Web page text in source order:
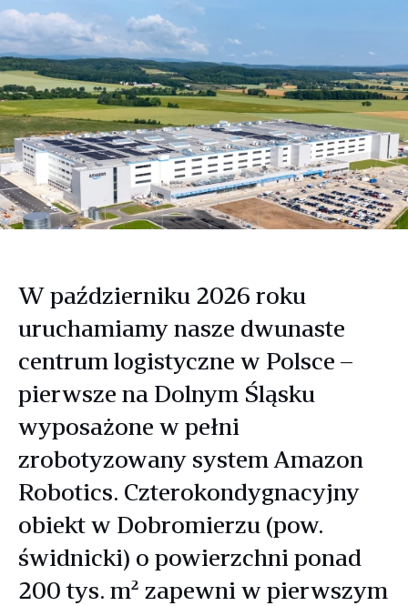
Facebooku
LinkedIn
W październiku 2026 roku
uruchamiamy nasze dwunaste
centrum logistyczne w Polsce –
pierwsze na Dolnym Śląsku
wyposażone w pełni
zrobotyzowany system Amazon
Robotics. Czterokondygnacyjny
obiekt w Dobromierzu (pow.
świdnicki) o powierzchni ponad
200 tys. m² zapewni w pierwszym